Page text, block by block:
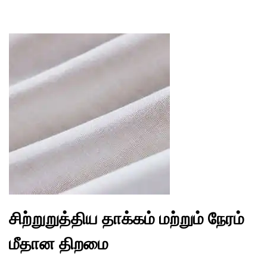
சிற்றுறுத்திய தாக்கம் மற்றும் நேரம்
மீதான திறமை